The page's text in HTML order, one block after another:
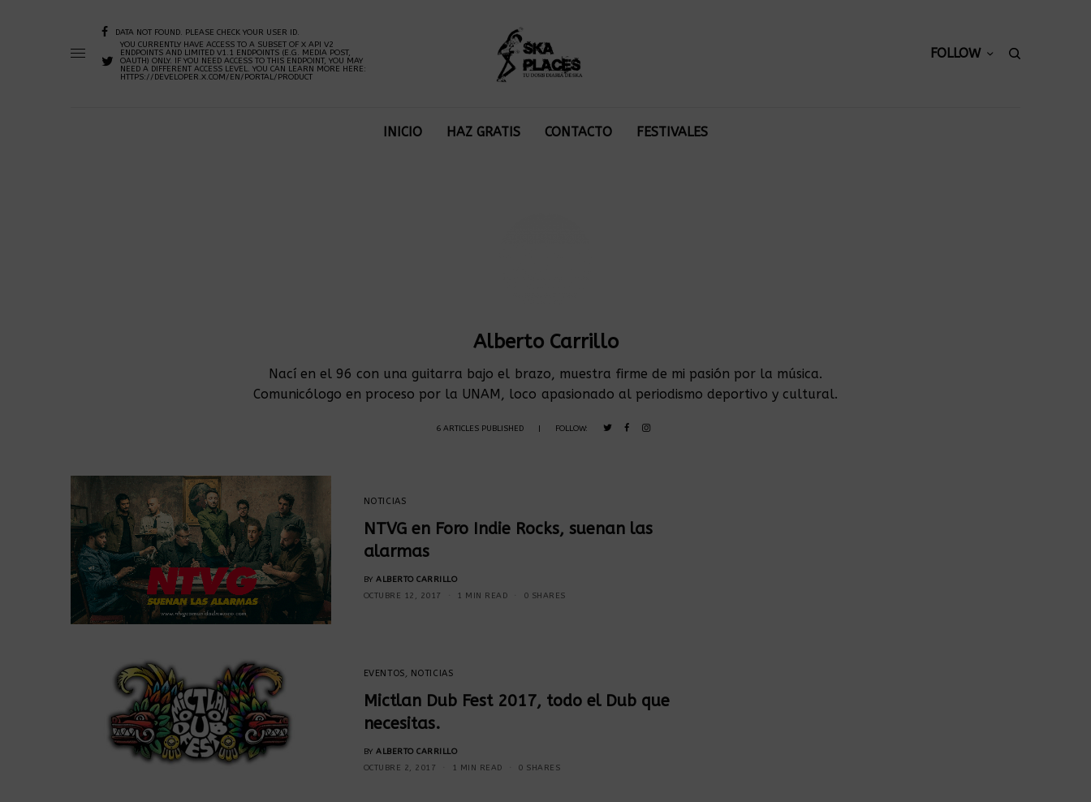
DATA NOT FOUND. PLEASE CHECK YOUR USER ID.
YOU CURRENTLY HAVE ACCESS TO A SUBSET OF X API V2
ENDPOINTS AND LIMITED V1.1 ENDPOINTS (E.G. MEDIA POST,
OAUTH) ONLY. IF YOU NEED ACCESS TO THIS ENDPOINT, YOU MAY
NEED A DIFFERENT ACCESS LEVEL. YOU CAN LEARN MORE HERE:
HTTPS://DEVELOPER.X.COM/EN/PORTAL/PRODUCT
FOLLOW
INICIO HAZ GRATIS CONTACTO FESTIVALES
Alberto Carrillo
Nací en el 96 con una guitarra bajo el brazo, muestra firme de mi pasión por la música.
Comunicólogo en proceso por la UNAM, loco apasionado al periodismo deportivo y cultural.
6 ARTICLES PUBLISHED | FOLLOW:
NOTICIAS
NTVG en Foro Indie Rocks, suenan las
alarmas
BY ALBERTO CARRILLO
OCTUBRE 12, 2017
1 MIN READ 0 SHARES
EVENTOS, NOTICIAS
Mictlan Dub Fest 2017, todo el Dub que
necesitas.
BY ALBERTO CARRILLO
OCTUBRE 2, 2017
1 MIN READ 0 SHARES